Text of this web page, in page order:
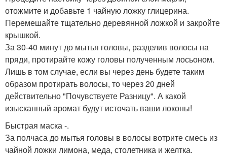
отожмите и добавьте 1 чайную ложку глицерина.
Перемешайте тщательно деревянной ложкой и закройте
крышкой.
За 30-40 минут до мытья головы, разделив волосы на
пряди, протирайте кожу головы полученным лосьоном.
Лишь в том случае, если вы через день будете таким
образом протирать волосы, то через 20 дней
действительно "Почувствуете Разницу". А какой
изысканный аромат будут источать ваши локоны!
Быстрая маска -.
За полчаса до мытья головы в волосы вотрите смесь из
чайной ложки лимона, меда, столетника и желтка.